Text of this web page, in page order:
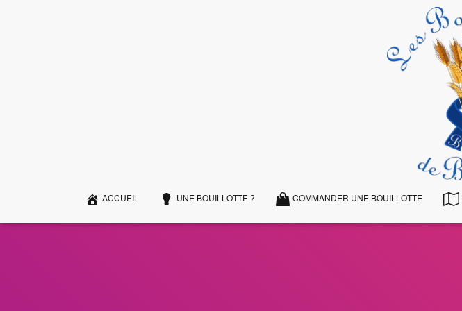
ACCUEIL UNE BOUILLOTTE ? COMMANDER UNE BOUILLOTTE